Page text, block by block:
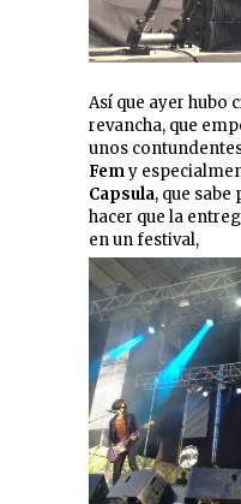
Así que ayer hubo
revancha, que
unos
Femy
Capsula, que
hacer que la
en un festival,